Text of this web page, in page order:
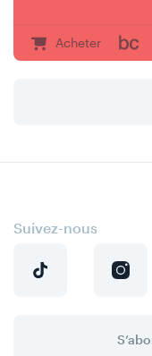
Acheter
Suivez-nous